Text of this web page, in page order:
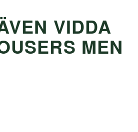
VIDDA
MEN